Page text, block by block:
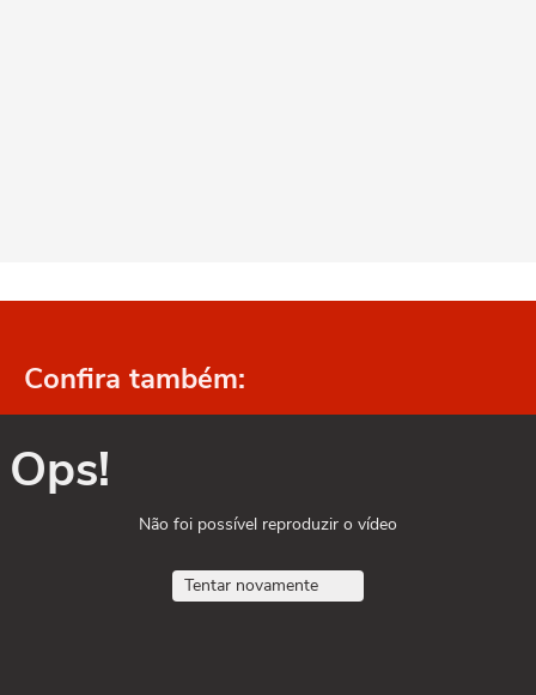
Confira também:
Ops!
Não foi possível reproduzir o vídeo
Tentar novamente